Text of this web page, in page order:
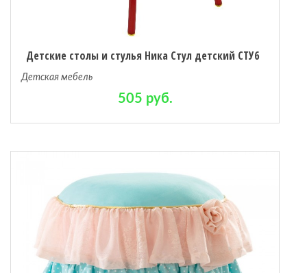
Детские столы и стулья Ника Стул детский СТУ6
Детская мебель
505 руб.